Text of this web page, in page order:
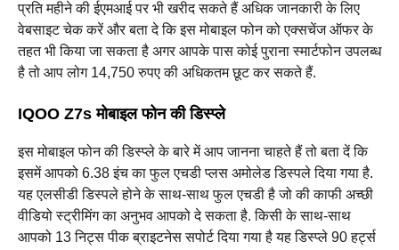
प्रति महीने की ईएमआई पर भी खरीद सकते हैं अधिक जानकारी के लिए
वेबसाइट चेक करें और बता दे कि इस मोबाइल फोन को एक्सचेंज ऑफर के
तहत भी किया जा सकता है अगर आपके पास कोई पुराना स्मार्टफोन उपलब्ध
है तो आप लोग 14,750 रुपए की अधिकतम छूट कर सकते हैं.
IQOO Z7s मोबाइल फोन की डिस्प्ले
इस मोबाइल फोन की डिस्प्ले के बारे में आप जानना चाहते हैं तो बता दें कि
इसमें आपको 6.38 इंच का फुल एचडी प्लस अमोलेड डिस्पले दिया गया है.
यह एलसीडी डिस्पले होने के साथ-साथ फुल एचडी है जो की काफी अच्छी
वीडियो स्ट्रीमिंग का अनुभव आपको दे सकता है. किसी के साथ-साथ
आपको 13 निट्स पीक ब्राइटनेस सपोर्ट दिया गया है यह डिस्प्ले 90 हर्ट्स